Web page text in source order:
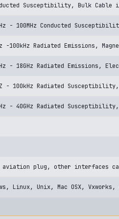
Susceptibility, Bulk
- 100MHz Conducted
-100kHz Radiated Emissions,
- 18GHz Radiated Emissions,
- 100kHz Radiated
- 40GHz Radiated
aviation plug, other interfaces
Linux, Unix, Mac OSX,